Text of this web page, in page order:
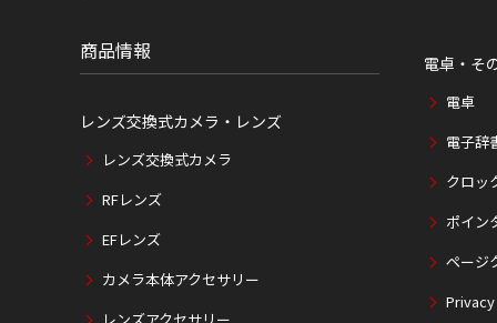
商品情報
レンズ交換式カメラ・レンズ
レンズ交換式カメラ
RFレンズ
EFレンズ
カメラ本体アクセサリー
電卓・そ
電卓
電子辞
クロッ
ポイン
ページ
Privacy